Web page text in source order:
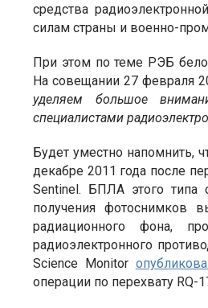
средства
силам страны и военно-
При этом по теме РЭБ
На совещании 27 февраля
уделяем большое
специалистами
Будет уместно напомнить,
декабре 2011 года после
Sentinel. БПЛА этого типа
получения фотоснимков
радиационного фона,
радиоэлектронного
Science Monitor
операции по перехвату RQ-